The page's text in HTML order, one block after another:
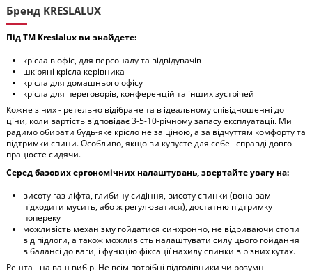
Бренд KRESLALUX
Під ТМ Kreslalux ви знайдете:
крісла в офіс, для персоналу та відвідувачів
шкіряні крісла керівника
крісла для домашнього офісу
крісла для переговорів, конференцій та інших зустрічей
Кожне з них - ретельно відібране та в ідеальному співідношенні до
ціни, коли вартість відповідає 3-5-10-річному запасу експлуатації. Ми
радимо обирати будь-яке крісло не за ціною, а за відчуттям комфорту та
підтримки спини. Особливо, якщо ви купуєте для себе і справді довго
працюєте сидячи.
Серед базових ергономічних налаштувань, звертайте увагу на:
висоту газ-ліфта, глибину сидіння, висоту спинки (вона вам
підходити мусить, або ж регулюватися), достатню підтримку
попереку
можливість механізму гойдатися синхронно, не відриваючи стопи
від підлоги, а також можливість налаштувати силу цього гойдання
в балансі до ваги, і функцію фіксації нахилу спинки в різних кутах.
Решта - на ваш вибір. Не всім потрібні підголівники чи розумні